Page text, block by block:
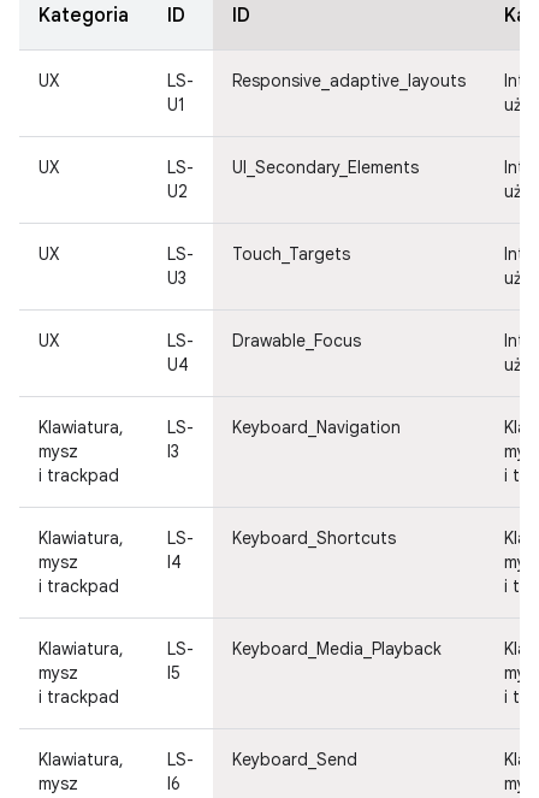
Kategoria ID ID
UX
LS-
U1
Responsive_adaptive_layouts
UX
LS-
U2
UI_Secondary_Elements
UX
LS-
U3
Touch_Targets
UX
LS-
U4
Drawable_Focus
Klawiatura,
mysz
i trackpad
LS-
I3
Keyboard_Navigation
i
Klawiatura,
mysz
i trackpad
LS-
I4
Keyboard_Shortcuts
i
Klawiatura,
mysz
i trackpad
LS-
I5
Keyboard_Media_Playback
i
Klawiatura,
mysz
LS-
I6
Keyboard_Send